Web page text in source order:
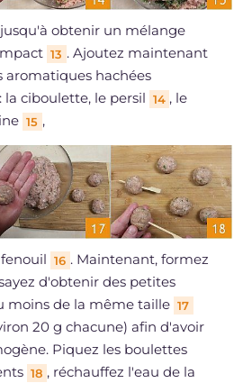
obtenir un mélange
13 . Ajoutez maintenant
aromatiques hachées
ciboulette, le persil 14 , le
15 ,
16 . Maintenant, formez
d'obtenir des petites
moins de la même taille 17
20 g chacune) afin d'avoir
Piquez les boulettes
18 , réchauffez l'eau de la